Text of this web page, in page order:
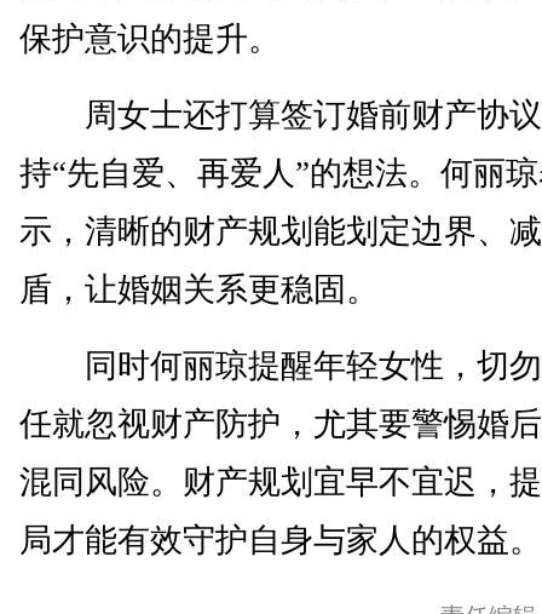
保护意识的提升。
周女士还打算签订婚前财产协
持“先自爱、再爱人”的想法。何丽
示，清晰的财产规划能划定边界、
盾，让婚姻关系更稳固。
同时何丽琼提醒年轻女性，切
任就忽视财产防护，尤其要警惕婚
混同风险。财产规划宜早不宜迟，
局才能有效守护自身与家人的权益